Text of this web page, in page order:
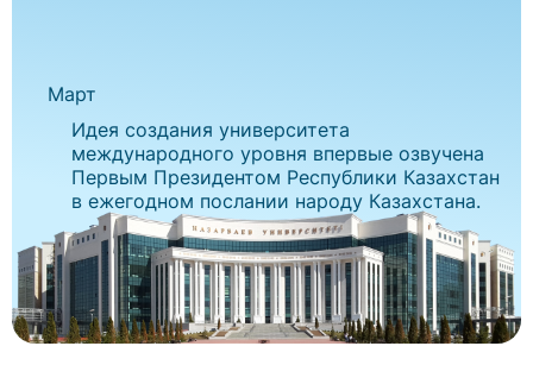
Март
Идея создания университета
международного уровня впервые озвучена
Первым Президентом Республики Казахстан
в ежегодном послании народу Казахстана.